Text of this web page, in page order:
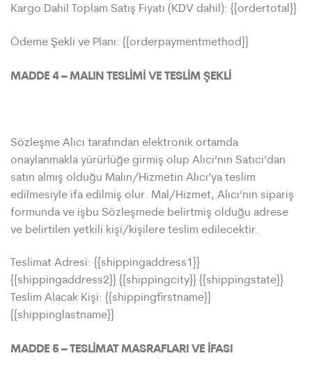
Kargo Dahil Toplam Satış Fiyatı (KDV dahil): {{ordertotal}}
Ödeme Şekli ve Planı: {{orderpaymentmethod}}
MADDE 4 – MALIN TESLİMİ VE TESLİM ŞEKLİ
Sözleşme Alıcı tarafından elektronik ortamda
onaylanmakla yürürlüğe girmiş olup Alıcı’nın Satıcı’dan
satın almış olduğu Malın/Hizmetin Alıcı’ya teslim
edilmesiyle ifa edilmiş olur. Mal/Hizmet, Alıcı’nın sipariş
formunda ve işbu Sözleşmede belirtmiş olduğu adrese
ve belirtilen yetkili kişi/kişilere teslim edilecektir.
Teslimat Adresi: {{shippingaddress1}}
{{shippingaddress2}} {{shippingcity}} {{shippingstate}}
Teslim Alacak Kişi: {{shippingfirstname}}
{{shippinglastname}}
MADDE 5 – TESLİMAT MASRAFLARI VE İFASI